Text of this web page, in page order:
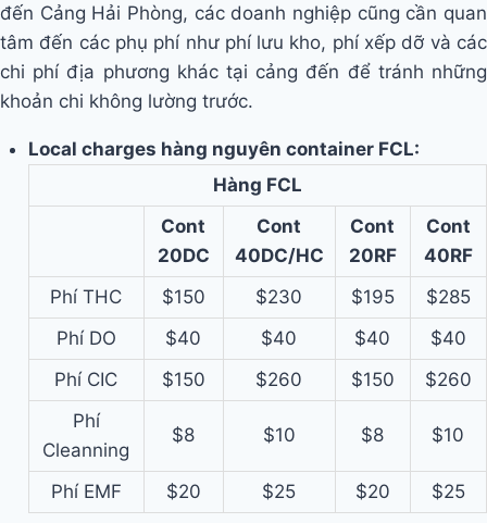
đến Cảng Hải Phòng, các doanh nghiệp cũng cần quan
tâm đến các phụ phí như phí lưu kho, phí xếp dỡ và các
chi phí địa phương khác tại cảng đến để tránh những
khoản chi không lường trước.
Local charges hàng nguyên container FCL:
Hàng FCL
Cont
20DC
Cont
40DC/HC
Cont
20RF
Cont
40RF
Phí THC
$150 $230 $195
$285
Phí DO
$40 $40 $40
$40
Phí CIC
$150 $260 $150
$260
Phí
Cleanning
$8 $10 $8 $10
Phí EMF $20 $25 $20 $25